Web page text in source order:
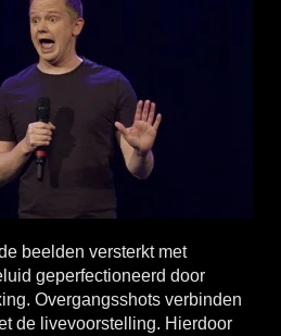
beelden versterkt met
geperfectioneerd door
Overgangsshots verbinden
de livevoorstelling. Hierdoor